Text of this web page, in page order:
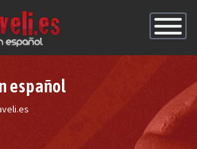
de
español